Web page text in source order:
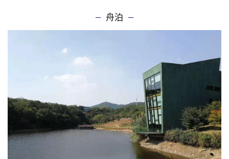
整个建筑如同趴在地面上临湖展开
层层叠叠的山墙面构建模拟传统山水聚落